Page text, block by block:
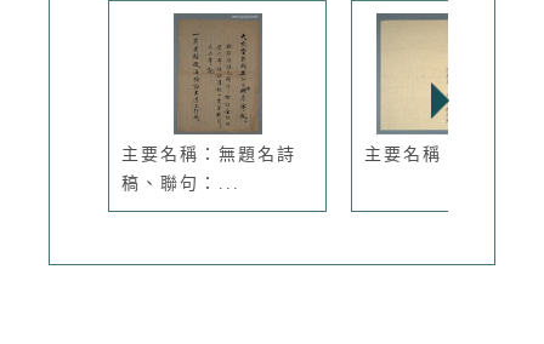
主要名稱：無題名詩
稿、聯句：...
主要名稱：告別哀章